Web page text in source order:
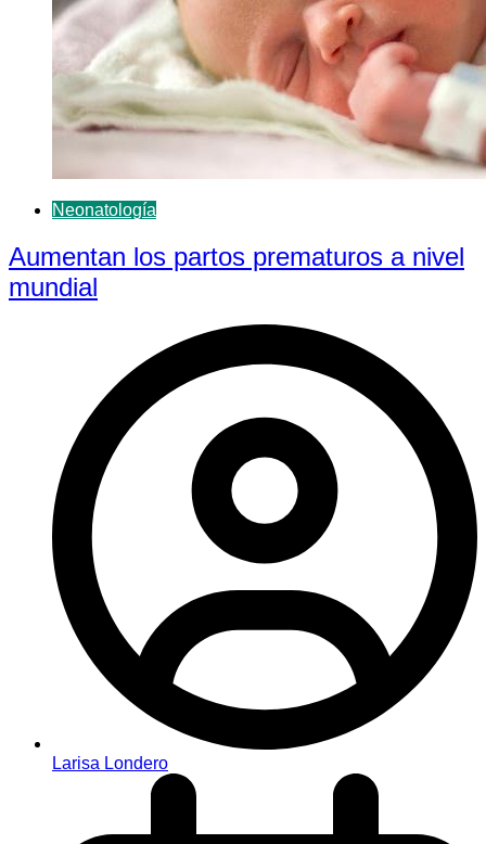
Neonatología
Aumentan los partos prematuros a nivel
mundial
Larisa Londero